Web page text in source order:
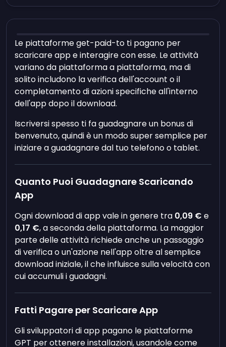
Le piattaforme get-paid-to ti pagano per
scaricare app e interagire con esse. Le attività
variano da piattaforma a piattaforma, ma di
solito includono la verifica dell'account o il
completamento di azioni specifiche all'interno
dell'app dopo il download.
Iscriversi spesso ti fa guadagnare un bonus di
benvenuto, quindi è un modo super semplice per
iniziare a guadagnare dal tuo telefono o tablet.
Quanto Puoi Guadagnare Scaricando
App
Ogni download di app vale in genere tra 0,09 € e
0,17 €, a seconda della piattaforma. La maggior
parte delle attività richiede anche un passaggio
di verifica o un'azione nell'app oltre al semplice
download iniziale, il che influisce sulla velocità con
cui accumuli i guadagni.
Fatti Pagare per Scaricare App
Gli sviluppatori di app pagano le piattaforme
GPT per ottenere installazioni, usandole come